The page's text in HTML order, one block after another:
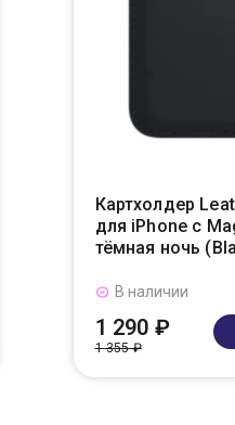
Картхолдер
для iPhone с
тёмная ночь
В наличии
1 290 ₽
1 355 ₽